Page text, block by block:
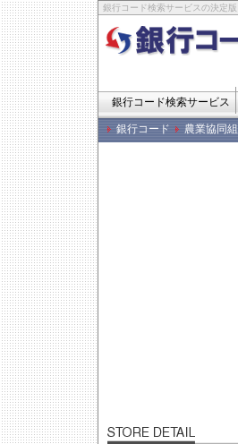
銀行コード検索サービスの決定
銀行コード検索サービス
銀行コード 農業協同